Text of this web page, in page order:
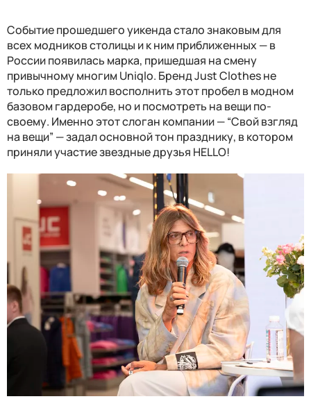
Событие прошедшего уикенда стало знаковым для
всех модников столицы и к ним приближенных — в
России появилась марка, пришедшая на смену
привычному многим Uniqlo. Бренд Just Clothes не
только предложил восполнить этот пробел в модном
базовом гардеробе, но и посмотреть на вещи по-
своему. Именно этот слоган компании — “Свой взгляд
на вещи” — задал основной тон празднику, в котором
приняли участие звездные друзья HELLO!